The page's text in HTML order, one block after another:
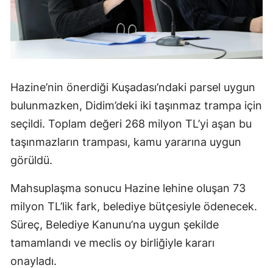
Hazine’nin önerdiği Kuşadası’ndaki parsel uygun
bulunmazken, Didim’deki iki taşınmaz trampa için
seçildi. Toplam değeri 268 milyon TL’yi aşan bu
taşınmazların trampası, kamu yararına uygun
görüldü.
Mahsuplaşma sonucu Hazine lehine oluşan 73
milyon TL’lik fark, belediye bütçesiyle ödenecek.
Süreç, Belediye Kanunu’na uygun şekilde
tamamlandı ve meclis oy birliğiyle kararı
onayladı.